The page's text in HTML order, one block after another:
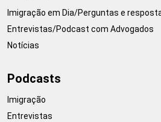
Imigração em Dia/Perguntas e
Entrevistas/Podcast com Advogados
Notícias
Podcasts
Imigração
Entrevistas